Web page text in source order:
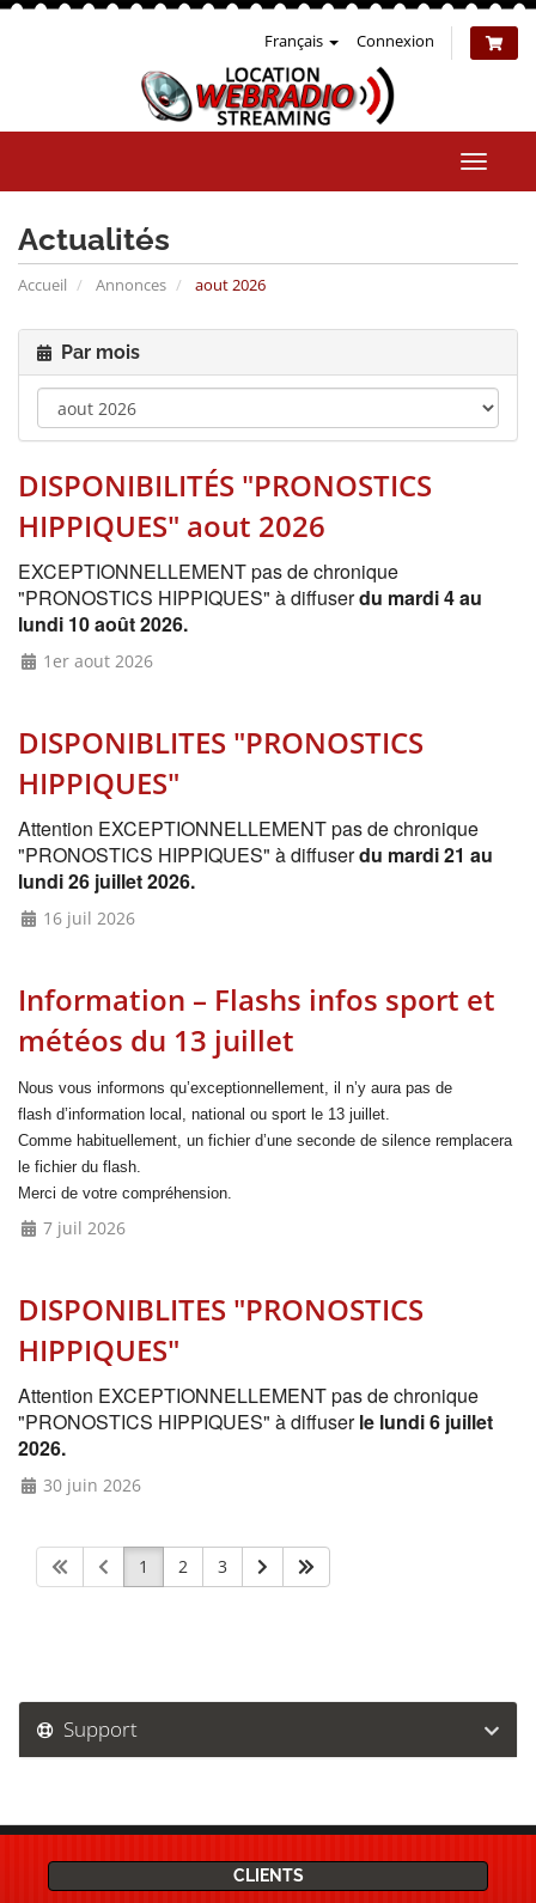
Français Connexion
la
Actualités
Accueil Annonces aout 2026
Par mois
DISPONIBILITÉS "PRONOSTICS
HIPPIQUES" aout 2026
EXCEPTIONNELLEMENT pas de chronique
"PRONOSTICS HIPPIQUES" à diffuserdu mardi 4 au
lundi 10 août 2026.
1er aout 2026
DISPONIBLITES "PRONOSTICS
HIPPIQUES"
Attention EXCEPTIONNELLEMENT pas de chronique
"PRONOSTICS HIPPIQUES" à diffuserdu mardi 21 au
lundi 26 juillet 2026.
16 juil 2026
Information – Flashs infos sport et
météos du 13 juillet
Nous vous informons qu’exceptionnellement, il n’y aura pas de
flash d’information local, national ou sport le 13 juillet.
Comme habituellement, un fichier d’une seconde de silence remplacera
le fichier du flash.
Merci de votre compréhension.
7 juil 2026
DISPONIBLITES "PRONOSTICS
HIPPIQUES"
Attention EXCEPTIONNELLEMENT pas de chronique
"PRONOSTICS HIPPIQUES" à diffuserle lundi 6 juillet
2026.
30 juin 2026
1 2 3
Support
CLIENTS